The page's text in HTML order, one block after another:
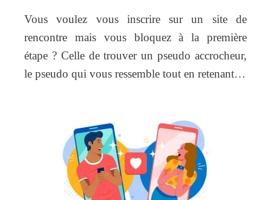
Vous voulez vous inscrire sur un site de
rencontre mais vous bloquez à la première
étape ? Celle de trouver un pseudo accrocheur,
le pseudo qui vous ressemble tout en retenant…